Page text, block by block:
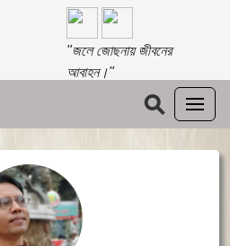
"জলে জোছনায় জীবনের
আবাহন।"
⚲